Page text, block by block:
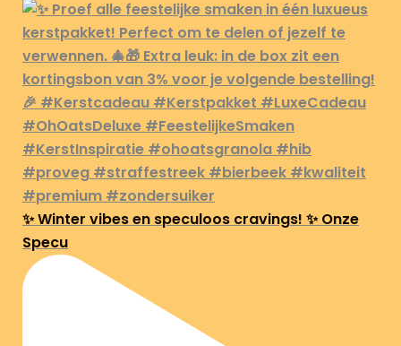
✨ Winter vibes en speculoos cravings! ✨ Onze
Specu